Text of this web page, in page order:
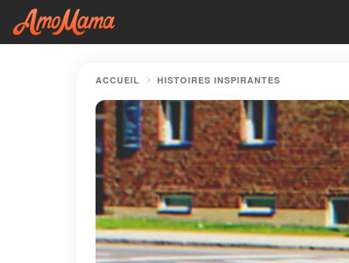
ACCUEIL HISTOIRES INSPIRANTES